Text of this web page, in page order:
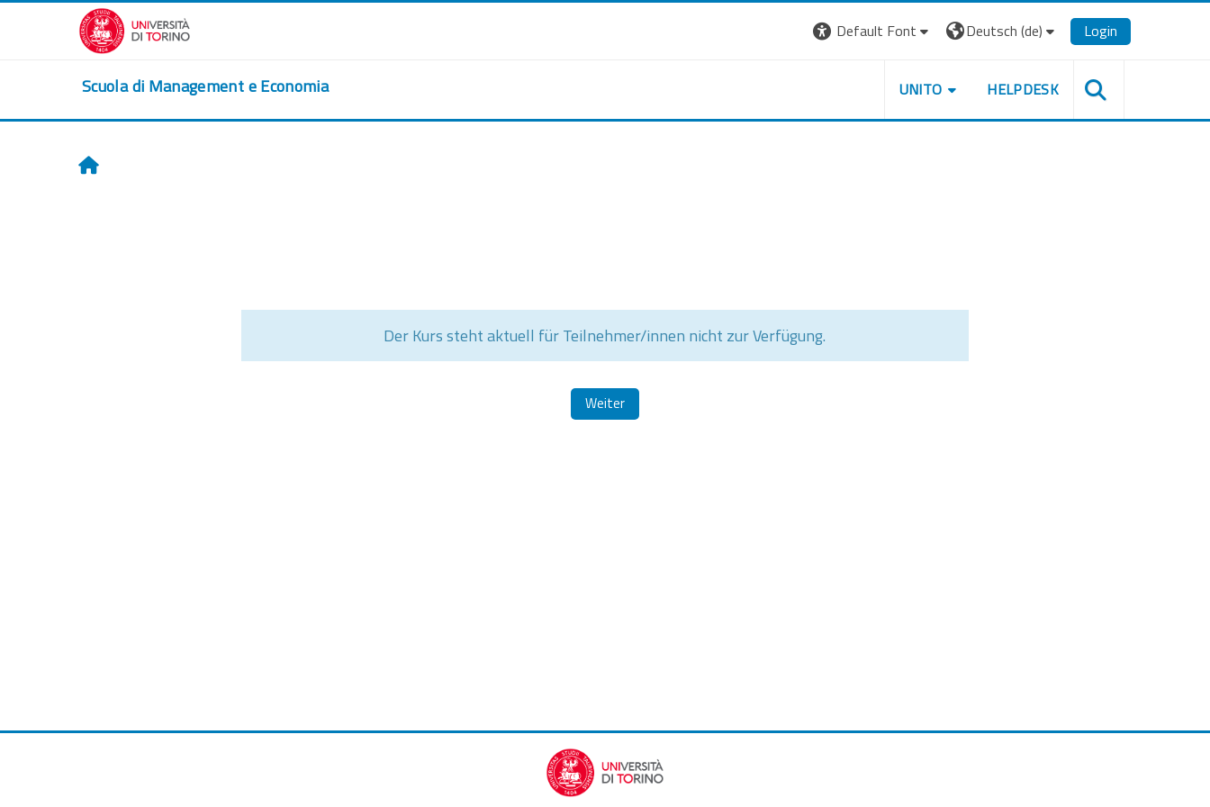
Zum Hauptinhalt
Default Font
Deutsch ‎(de)‎ Login
Scuola di Management e Economia UNITO HELPDESK
Startseite
Der Kurs steht aktuell für Teilnehmer/innen nicht zur Verfügung.
Weiter